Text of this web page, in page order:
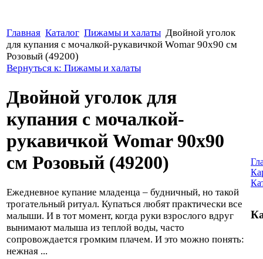
Главная Каталог Пижамы и халаты Двойной уголок
для купания с мочалкой-рукавичкой Womar 90х90 см
Розовый (49200)
Вернуться к: Пижамы и халаты
Двойной уголок для
купания с мочалкой-
рукавичкой Womar 90х90
см Розовый (49200)
Ежедневное купание младенца – будничный, но такой
трогательный ритуал. Купаться любят практически все
малыши. И в тот момент, когда руки взрослого вдруг
вынимают малыша из теплой воды, часто
сопровождается громким плачем. И это можно понять:
нежная ...